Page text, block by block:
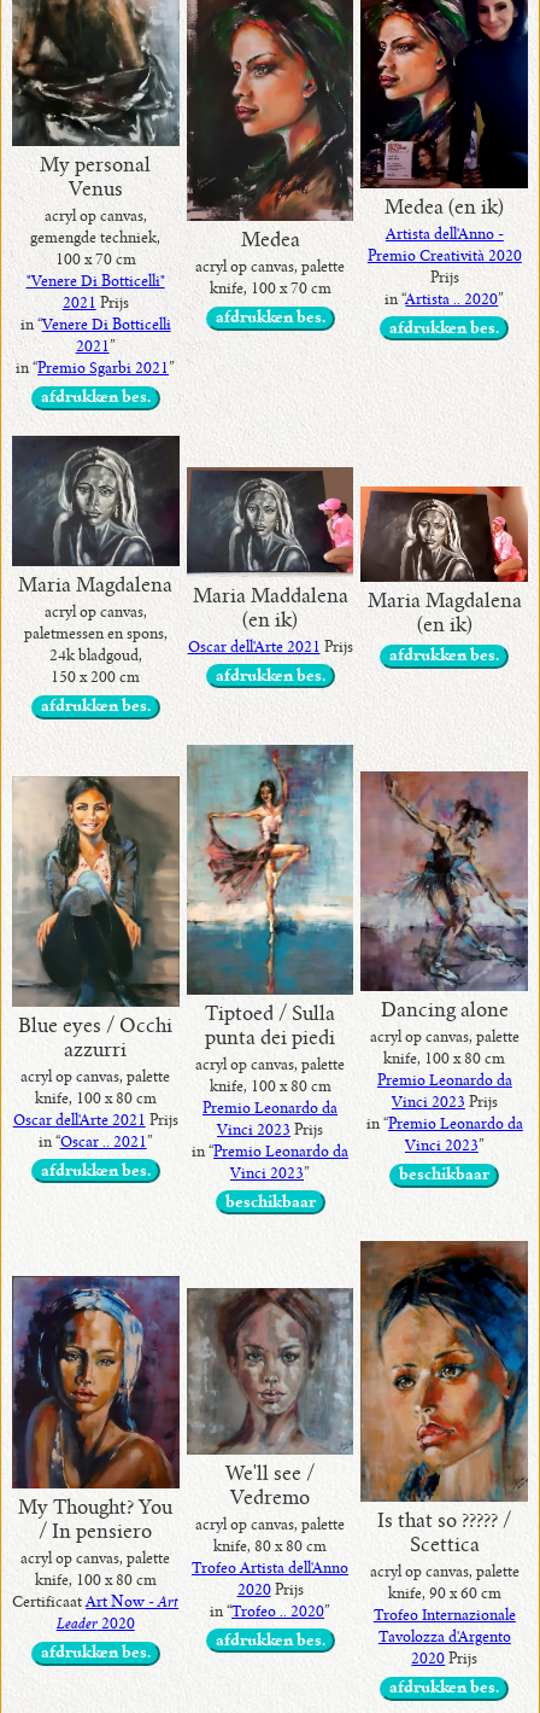
My personal
Venus
acryl op canvas,
gemengde techniek,
100 x 70 cm
"Venere Di Botticelli"
2021 Prijs
in “ Venere Di Botticelli
2021
in “Premio Sgarbi 2021
afdrukken bes.
Medea
acryl op canvas, palette
knife, 100 x 70 cm
afdrukken bes.
Medea (en ik)
Artista dell'Anno -
Premio Creatività 2020
Prijs
in “Artista .. 2020”
afdrukken bes.
Maria Magdalena
acryl op canvas,
paletmessen en spons,
24k bladgoud,
150 x 200 cm
afdrukken bes.
Maria Maddalena
(en ik)
Oscar dell'Arte 2021 Prijs
afdrukken bes.
Maria Magdalena
(en ik)
afdrukken bes.
Blue eyes / Occhi
azzurri
acryl op canvas, palette
knife, 100 x 80 cm
Oscar dell'Arte 2021 Prijs
in “Oscar .. 2021”
afdrukken bes.
Tiptoed / Sulla
punta dei piedi
acryl op canvas, palette
knife, 100 x 80 cm
Premio Leonardo da
Vinci 2023 Prijs
in “Premio Leonardo da
Vinci 2023”
beschikbaar
Dancing alone
acryl op canvas, palette
knife, 100 x 80 cm
Premio Leonardo da
Vinci 2023 Prijs
in “ Premio Leonardo da
Vinci 2023
beschikbaar
My Thought? You
/ In pensiero
acryl op canvas, palette
knife, 100 x 80 cm
CertificaatArt Now -Art
Leader2020
afdrukken bes.
We'll see /
Vedremo
acryl op canvas, palette
knife, 80 x 80 cm
Trofeo Artista dell'Anno
2020Prijs
in “Trofeo .. 2020”
afdrukken bes.
Is that so ????? /
Scettica
acryl op canvas, palette
knife, 90 x 60 cm
Trofeo Internazionale
Tavolozza d'Argento
2020 Prijs
afdrukken bes.